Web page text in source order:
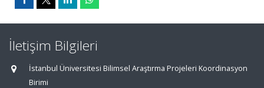
İletişim Bilgileri
İstanbul Üniversitesi Bilimsel Araştırma Projeleri Koordinasyon
Birimi